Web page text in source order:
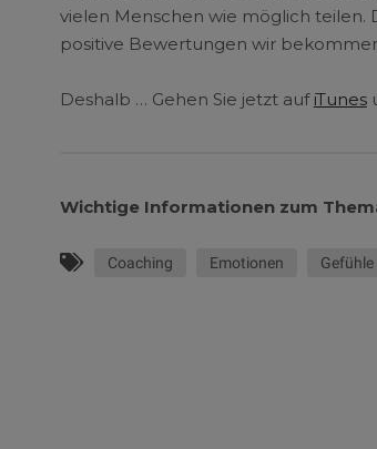
vielen Menschen wie möglich teilen.
positive Bewertungen wir
Deshalb … Gehen Sie jetzt auf iTunes
Wichtige Informationen zum
Coaching Emotionen Gefühle